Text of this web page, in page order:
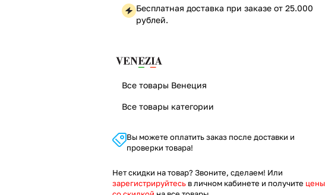
Бесплатная доставка при заказе от 25.000
рублей.
Все товары Венеция
Все товары категории
Вы можете оплатить заказ после доставки и
проверки товара!
Нет скидки на товар? Звоните, сделаем! Или
зарегистрируйтесь в личном кабинете и получите цены